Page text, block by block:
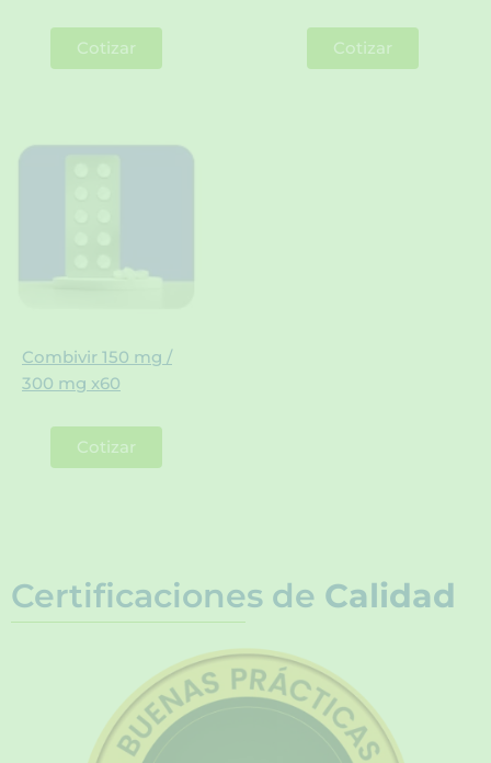
Cotizar Cotizar
Combivir 150 mg /
300 mg x60
Cotizar
Certificaciones de Calidad